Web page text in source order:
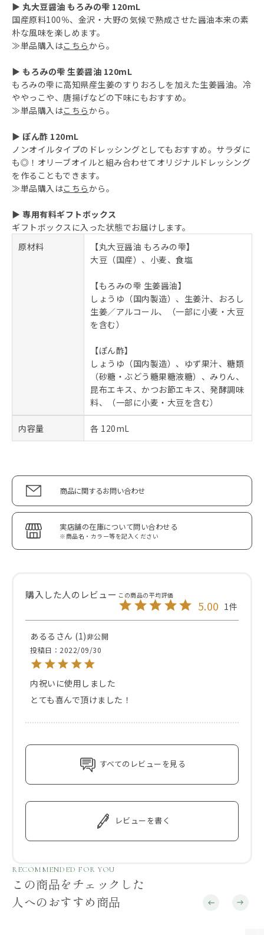
▶ 丸大豆醤油 もろみの雫 120mL
国産原料100％、金沢・大野の気候で熟成させた醤油本来の素
朴な風味を楽しめます。
≫単品購入はこちらから。
▶ もろみの雫 生姜醤油 120mL
もろみの雫に高知県産生姜のすりおろしを加えた生姜醤油。冷
ややっこや、唐揚げなどの下味にもおすすめ。
≫単品購入はこちらから。
▶ ぽん酢 120mL
ノンオイルタイプのドレッシングとしてもおすすめ。サラダに
も◎！オリーブオイルと組み合わせてオリジナルドレッシング
を作ることもできます。
≫単品購入はこちらから。
▶ 専用有料ギフトボックス
ギフトボックスに入った状態でお届けします。
原材料
【丸大豆醤油 もろみの雫】
大豆（国産）、小麦、食塩
【もろみの雫 生姜醤油】
しょうゆ（国内製造）、生姜汁、おろし
生姜／アルコール、（一部に小麦・大豆
を含む）
【ぽん酢】
しょうゆ（国内製造）、ゆず果汁、糖類
（砂糖・ぶどう糖果糖液糖）、みりん、
昆布エキス、かつお節エキス、発酵調味
料、（一部に小麦・大豆を含む）
内容量 各 120mL
商品に関するお問い合わせ
実店舗の在庫について問い合わせる
※商品名・カラー等を記入ください
5.00 1
あるる 1 非公開
投稿日
2022/09/30
内祝いに使用しました
とても喜んで頂けました！
すべてのレビューを見る
レビューを書く
RECOMMENDED FOR YOU
この商品をチェックした
人へのおすすめ商品